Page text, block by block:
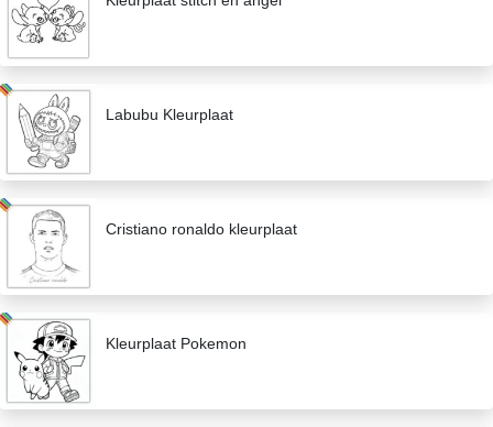
Labubu Kleurplaat
Cristiano ronaldo kleurplaat
Kleurplaat Pokemon